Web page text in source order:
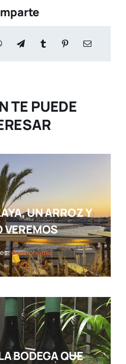
TE PUEDE
UN ARROZ Y
VEREMOS
Gastronomía
BODEGA QUE